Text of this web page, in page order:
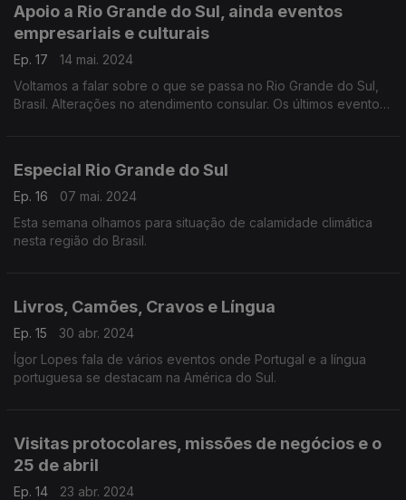
Apoio a Rio Grande do Sul, ainda eventos
empresariais e culturais
Ep. 17
14 mai. 2024
Voltamos a falar sobre o que se passa no Rio Grande do Sul,
Brasil. Alterações no atendimento consular. Os últimos eventos
Especial Rio Grande do Sul
Ep. 16
07 mai. 2024
Esta semana olhamos para situação de calamidade climática
nesta região do Brasil.
Livros, Camões, Cravos e Língua
Ep. 15
30 abr. 2024
Ígor Lopes fala de vários eventos onde Portugal e a língua
portuguesa se destacam na América do Sul.
Visitas protocolares, missões de negócios e o
25 de abril
Ep. 14 23 abr. 2024